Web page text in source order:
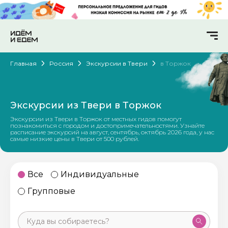
Главная Россия Экскурсии в Твери в Торжок
Экскурсии из Твери в Торжок
Экскурсии из Твери в Торжок от местных гидов помогут
познакомиться с городом и достопримечательностями. Узнайте
расписание экскурсий на август, сентябрь, октябрь 2026 года, у нас
самые низкие цены в Твери от 500 рублей.
Все
Индивидуальные
Групповые